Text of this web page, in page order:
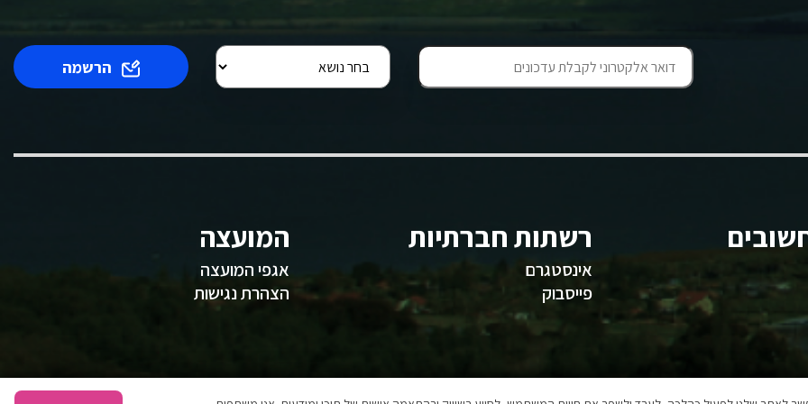
הרשמה
רשתות חברתיות
אינסטגרם
פייסבוק
המועצה
אגפי המועצה
הצהרת נגישות